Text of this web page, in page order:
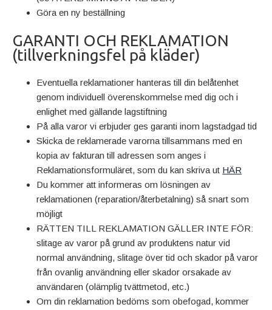
Göra en ny beställning
GARANTI OCH REKLAMATION
(tillverkningsfel på kläder)
Eventuella reklamationer hanteras till din belåtenhet
genom individuell överenskommelse med dig och i
enlighet med gällande lagstiftning
På alla varor vi erbjuder ges garanti inom lagstadgad tid
Skicka de reklamerade varorna tillsammans med en
kopia av fakturan till adressen som anges i
Reklamationsformuläret, som du kan skriva ut HÄR
Du kommer att informeras om lösningen av
reklamationen (reparation/återbetalning) så snart som
möjligt
RÄTTEN TILL REKLAMATION GÄLLER INTE FÖR:
slitage av varor på grund av produktens natur vid
normal användning, slitage över tid och skador på varor
från ovanlig användning eller skador orsakade av
användaren (olämplig tvättmetod, etc.)
Om din reklamation bedöms som obefogad, kommer